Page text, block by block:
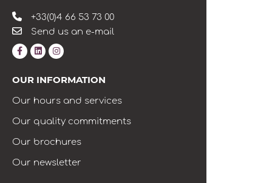
+33(0)4 66 53 73 00
Send us an e-mail
OUR INFORMATION
Our hours and services
Our quality commitments
Our brochures
Our newsletter